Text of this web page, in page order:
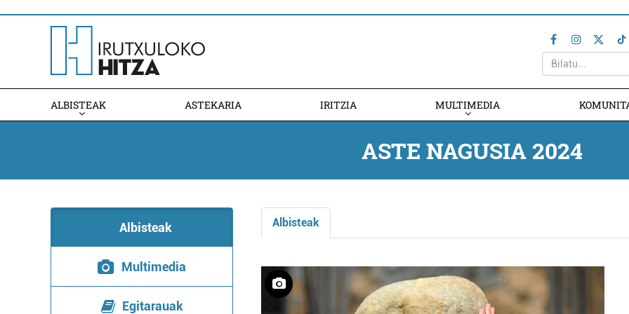
ALBISTEAK ASTEKARIA IRITZIA MULTIMEDIA
ASTE NAGUSIA 2024
Albisteak
Multimedia
Egitarauak
Albisteak